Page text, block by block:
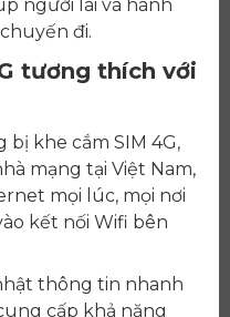
người lái và hành
đi.
tương thích với
bị khe cắm SIM 4G,
mạng tại Việt Nam,
mọi lúc, mọi nơi
kết nối Wifi bên
thông tin nhanh
cấp khả năng